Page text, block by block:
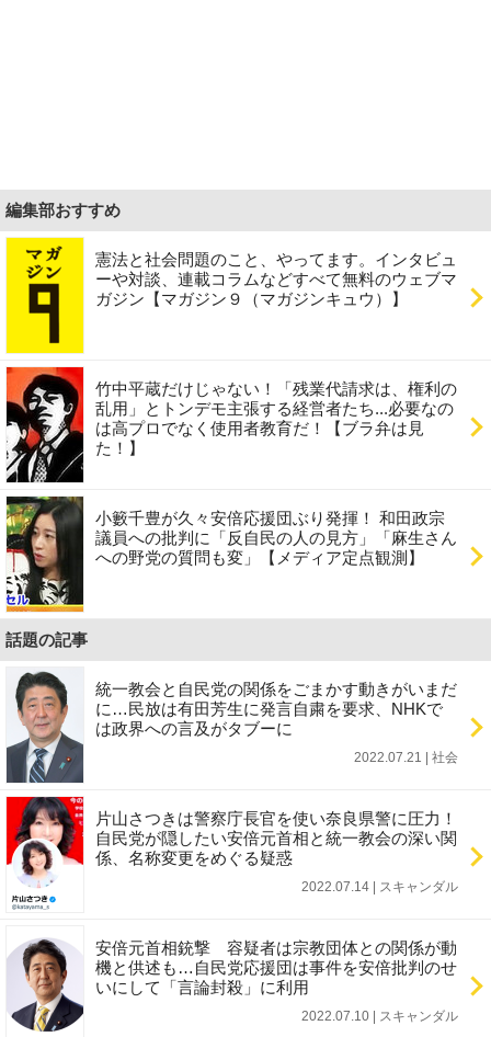
編集部おすすめ
憲法と社会問題のこと、やってます。インタビュ
ーや対談、連載コラムなどすべて無料のウェブマ
ガジン【マガジン９（マガジンキュウ）】
竹中平蔵だけじゃない！「残業代請求は、権利の
乱用」とトンデモ主張する経営者たち...必要なの
は高プロでなく使用者教育だ！【ブラ弁は見
た！】
小籔千豊が久々安倍応援団ぶり発揮！ 和田政宗
議員への批判に「反自民の人の見方」「麻生さん
への野党の質問も変」【メディア定点観測】
話題の記事
統一教会と自民党の関係をごまかす動きがいまだ
に…民放は有田芳生に発言自粛を要求、NHKで
は政界への言及がタブーに
2022.07.21 | 社会
片山さつきは警察庁長官を使い奈良県警に圧力！
自民党が隠したい安倍元首相と統一教会の深い関
係、名称変更をめぐる疑惑
2022.07.14 | スキャンダル
安倍元首相銃撃 容疑者は宗教団体との関係が動
機と供述も…自民党応援団は事件を安倍批判のせ
いにして「言論封殺」に利用
2022.07.10 | スキャンダル